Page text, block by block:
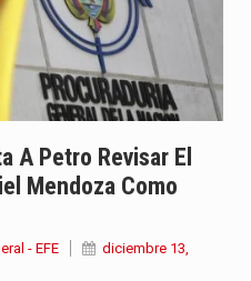
A Petro Revisar El
Mendoza Como
- EFE
diciembre 13,